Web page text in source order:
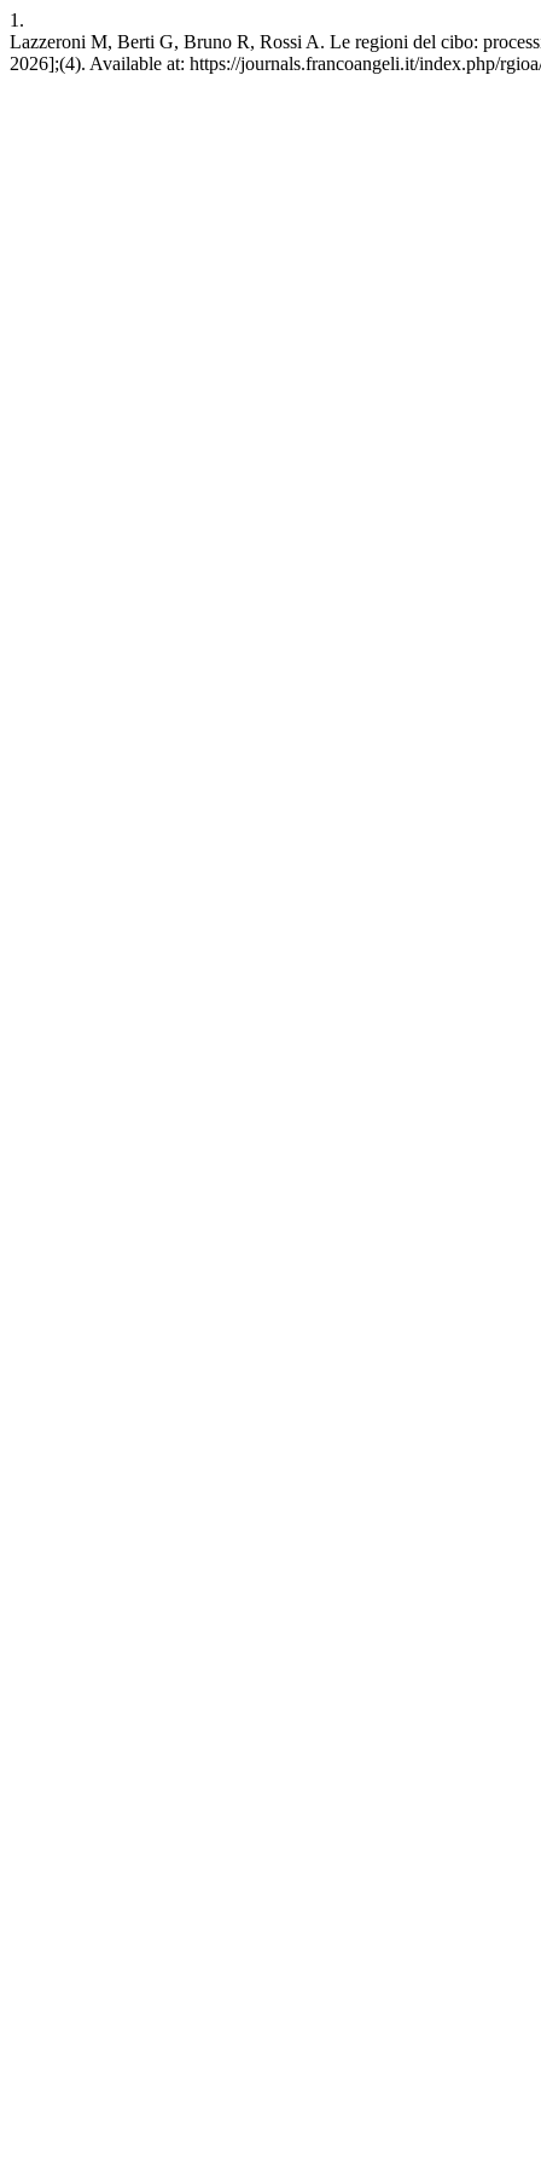
1.
Lazzeroni M, Berti G, Bruno R, Rossi A. Le regioni del cibo:
2026];(4). Available at: https://journals.francoangeli.it/index.php/